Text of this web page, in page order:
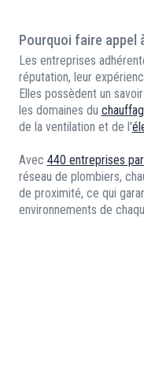
Pourquoi faire appel
Les entreprises
réputation, leur
Elles possèdent un
les domaines du
de la ventilation et de l'
Avec 440 entreprises
réseau de plombiers,
de proximité, ce qui
environnements de